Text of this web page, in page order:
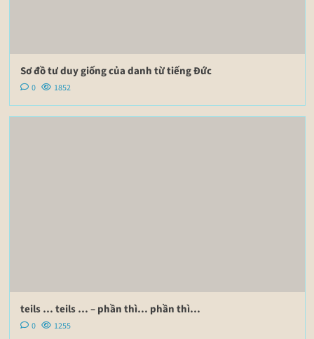
Sơ đồ tư duy giống của danh từ tiếng Đức
0 1852
teils … teils … – phần thì… phần thì…
0 1255